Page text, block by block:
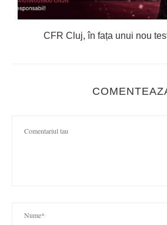
CFR Cluj, în fața unui nou